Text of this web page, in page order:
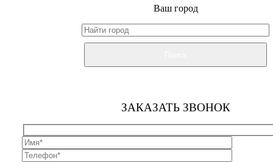
Ваш город
ЗАКАЗАТЬ ЗВОНОК